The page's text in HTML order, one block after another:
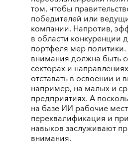
том, чтобы
победителей или
компании. Напротив,
в области конкуренции
портфеля мер
внимания должна быть
секторах и
отставать в освоении и
например, на малых и
предприятиях. А
на базе ИИ рабочие
переквалификация и
навыков заслуживают
внимания.